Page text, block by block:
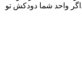
منظورمان را برسانیم دودکش های سایز دودکش بخاری 10 سانتی متری می باشد.اگر واحد شما دودکش تو